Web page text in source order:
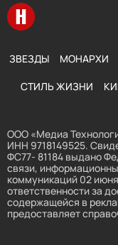
Перейти на главную
ЗВЕЗДЫ МОНАРХИ
СТИЛЬ ЖИЗНИ
ООО «Медиа
ИНН 9718149525.
ФС77- 81184 выдано
связи,
коммуникаций 02
ответственности за
содержащейся в
предоставляет